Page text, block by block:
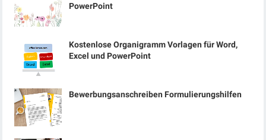
PowerPoint
Kostenlose Organigramm Vorlagen für Word,
Excel und PowerPoint
Bewerbungsanschreiben Formulierungshilfen